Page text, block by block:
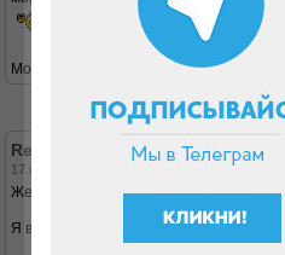
Хочу 53-54 кг для начала
Молодец что с мужем худеешь, это
Re: Я лёгкая!
17 июн 2015, 11:16
Женя, привет, добропожаловать))
Я вот тоже жду дождусь, когда